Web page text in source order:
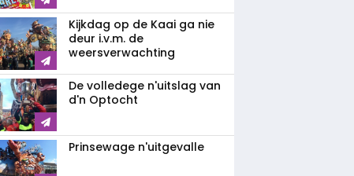
Kijkdag op de Kaai ga nie
deur i.v.m. de
weersverwachting
De volledege n'uitslag van
d'n Optocht
Prinsewage n'uitgevalle